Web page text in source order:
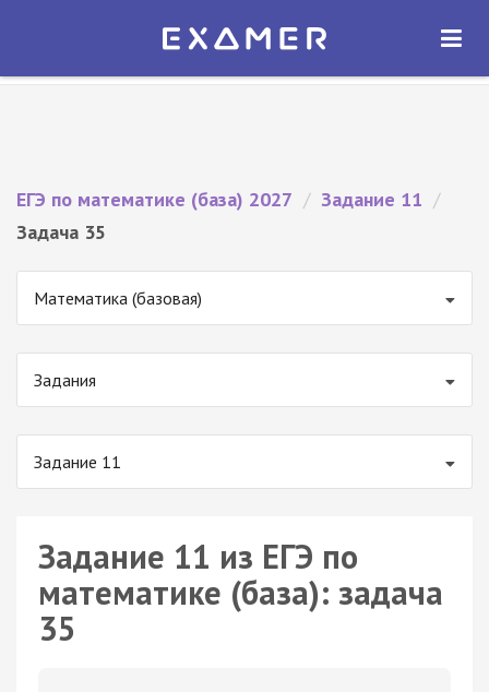
Экзамер — ЕГЭ 2027
ОТКРЫТЬ
ЕГЭ по математике (база) 2027 / Задание 11 /
Задача 35
Математика (базовая)
Задания
Задание 11
Задание 11 из ЕГЭ по
математике (база): задача
35